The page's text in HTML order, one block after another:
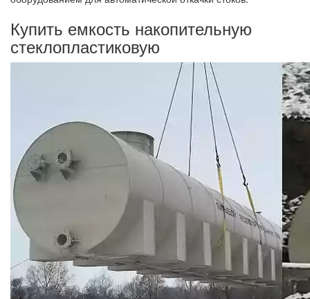
Купить емкость накопительную
стеклопластиковую